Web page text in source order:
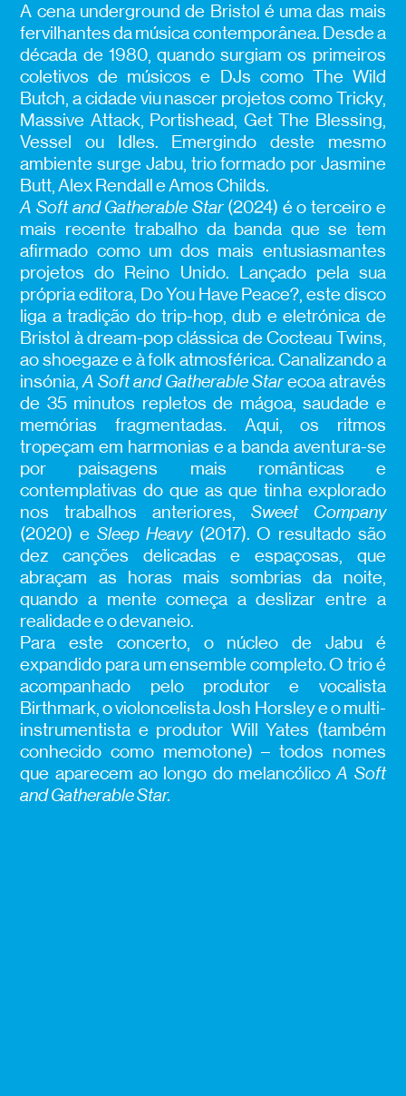
A cena underground de Bristol é uma das mais
fervilhantes da música contemporânea. Desde a
década de 1980, quando surgiam os primeiros
coletivos de músicos e DJs como The Wild
Butch, a cidade viu nascer projetos como Tricky,
Massive Attack, Portishead, Get The Blessing,
Vessel ou Idles. Emergindo deste mesmo
ambiente surge Jabu, trio formado por Jasmine
Butt, Alex Rendall e Amos Childs.
A Soft and Gatherable Star (2024) é o terceiro e
mais recente trabalho da banda que se tem
afirmado como um dos mais entusiasmantes
projetos do Reino Unido. Lançado pela sua
própria editora, Do You Have Peace?, este disco
liga a tradição do trip-hop, dub e eletrónica de
Bristol à dream-pop clássica de Cocteau Twins,
ao shoegaze e à folk atmosférica. Canalizando a
insónia,A Soft and Gatherable Starecoa através
de 35 minutos repletos de mágoa, saudade e
memórias fragmentadas. Aqui, os ritmos
tropeçam em harmonias e a banda aventura-se
por paisagens mais românticas e
contemplativas do que as que tinha explorado
nos trabalhos anteriores, Sweet Company
(2020) e Sleep Heavy(2017). O resultado são
dez canções delicadas e espaçosas, que
abraçam as horas mais sombrias da noite,
quando a mente começa a deslizar entre a
realidade e o devaneio.
Para este concerto, o núcleo de Jabu é
expandido para um ensemble completo. O trio é
acompanhado pelo produtor e vocalista
Birthmark, o violoncelista Josh Horsley e o multi-
instrumentista e produtor Will Yates (também
conhecido como memotone) – todos nomes
que aparecem ao longo do melancólicoA Soft
and Gatherable Star.